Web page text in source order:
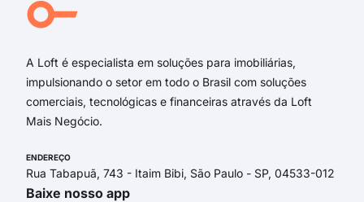
A Loft é especialista em soluções para imobiliárias,
impulsionando o setor em todo o Brasil com soluções
comerciais, tecnológicas e financeiras através da Loft
Mais Negócio.
ENDEREÇO
Rua Tabapuã, 743 - Itaim Bibi, São Paulo - SP, 04533-012
Baixe nosso app